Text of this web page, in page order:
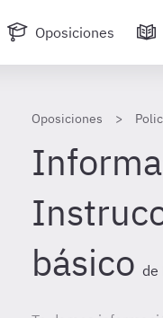
Oposiciones
Oposiciones
básico de